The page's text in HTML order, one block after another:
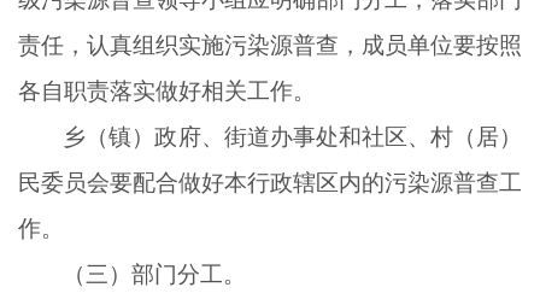
责任，认真组织实施污染源普查，成员单位要按照
各自职责落实做好相关工作。
乡（镇）政府、街道办事处和社区、村（居）
民委员会要配合做好本行政辖区内的污染源普查工
作。
（三）部门分工。